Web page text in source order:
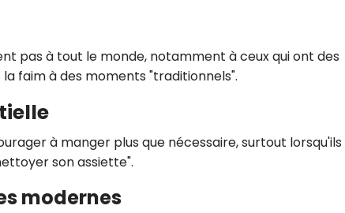
pas à tout le monde, notamment à ceux qui ont des
faim à des moments "traditionnels".
à manger plus que nécessaire, surtout
son assiette".
modernes